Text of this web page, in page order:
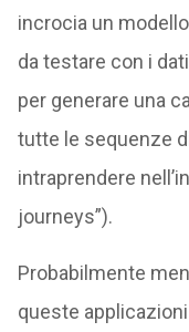
incrocia un
da testare con i
per generare una
tutte le sequenze
intraprendere
journeys”).
Probabilmente
queste